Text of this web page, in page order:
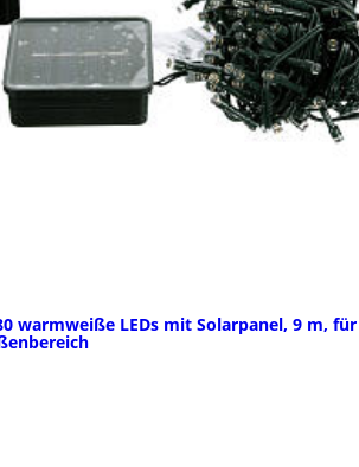
warmweiße LEDs mit Solarpanel, 9 m, für